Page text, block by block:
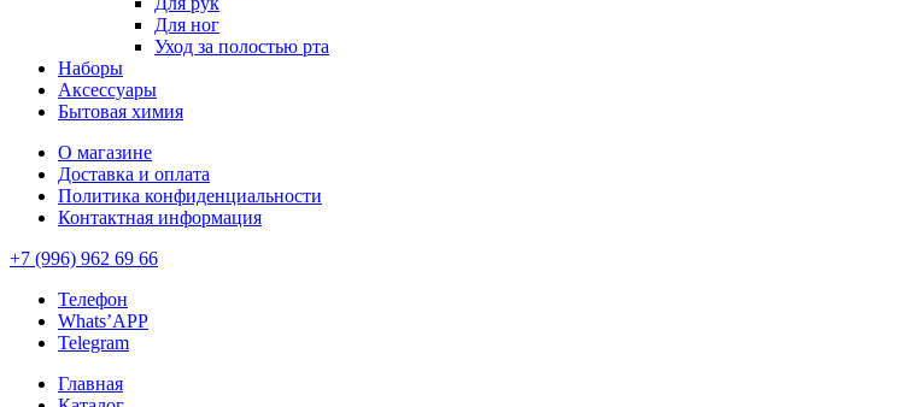
Для ног
Уход за полостью рта
Наборы
Аксессуары
Бытовая химия
О магазине
Доставка и оплата
Политика конфиденциальности
Контактная информация
+7 (996) 962 69 66
Телефон
Whats’APP
Telegram
Главная